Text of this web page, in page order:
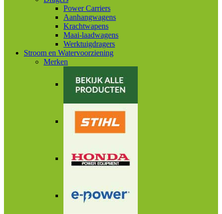
Power Carriers
Aanhangwagens
Krachtwapens
Maai-laadwagens
Werktuigdragers
Stroom en Watervoorziening
Merken